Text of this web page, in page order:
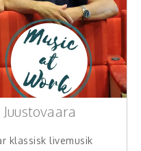
klassisk livemusik